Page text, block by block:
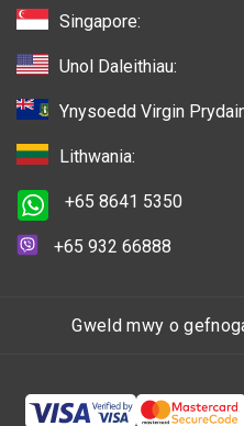
Singapore:
Unol Daleithiau:
Ynysoedd Virgin
Lithwania:
+65 8641 5350
+65 932 66888
Gweld mwy o